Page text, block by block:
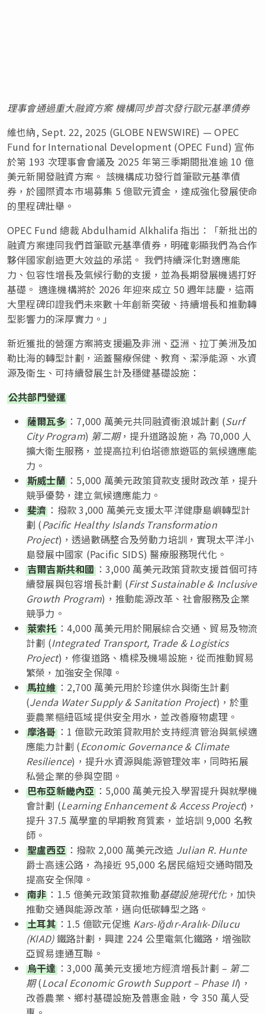
理事會通過重大融資方案 機構同步首次發行歐元基準債券
維也納, Sept. 22, 2025 (GLOBE NEWSWIRE) — OPEC
Fund for International Development (OPEC Fund) 宣佈
於第 193 次理事會會議及 2025 年第三季期間批准逾 10 億
美元新開發融資方案。 該機構成功發行首筆歐元基準債
券，於國際資本市場募集 5 億歐元資金，達成強化發展使命
的里程碑壯舉。
OPEC Fund 總裁 Abdulhamid Alkhalifa 指出：「新批出的
融資方案連同我們首筆歐元基準債券，明確彰顯我們為合作
夥伴國家創造更大效益的承諾。 我們持續深化對適應能
力、包容性增長及氣候行動的支援，並為長期發展機遇打好
基礎。 適逢機構將於 2026 年迎來成立 50 週年誌慶，這兩
大里程碑印證我們未來數十年創新突破、持續增長和推動轉
型影響力的深厚實力。」
新近獲批的營運方案將支援遍及非洲、亞洲、拉丁美洲及加
勒比海的轉型計劃，涵蓋醫療保健、教育、潔淨能源、水資
源及衛生、可持續發展生計及穩健基礎設施：
公共部門營運
薩爾瓦多：7,000 萬美元共同融資衝浪城計劃 (Surf
City Program) 第二期，提升道路設施，為 70,000 人
擴大衛生服務，並提高拉利伯塔德旅遊區的氣候適應能
力。
斯威士蘭：5,000 萬美元政策貸款支援財政改革，提升
競爭優勢，建立氣候適應能力。
斐濟 ：撥款 3,000 萬美元支援太平洋健康島嶼轉型計
劃 (Pacific Healthy Islands Transformation
Project)，透過數碼整合及勞動力培訓，實現太平洋小
島發展中國家 (Pacific SIDS) 醫療服務現代化。
吉爾吉斯共和國：3,000 萬美元政策貸款支援首個可持
續發展與包容增長計劃 (First Sustainable & Inclusive
Growth Program)，推動能源改革、社會服務及企業
競爭力。
萊索托：4,000 萬美元用於開展綜合交通、貿易及物流
計劃 (Integrated Transport, Trade & Logistics
Project)，修復道路、橋樑及機場設施，從而推動貿易
繁榮，加強安全保障。
馬拉維：2,700 萬美元用於珍達供水與衛生計劃
(Jenda Water Supply & Sanitation Project)，於重
要農業樞紐區域提供安全用水，並改善廢物處理。
摩洛哥：1 億歐元政策貸款用於支持經濟管治與氣候適
應能力計劃 (Economic Governance & Climate
Resilience)，提升水資源與能源管理效率，同時拓展
私營企業的參與空間。
巴布亞新畿內亞：5,000 萬美元投入學習提升與就學機
會計劃 (Learning Enhancement & Access Project)，
提升 37.5 萬學童的早期教育質素，並培訓 9,000 名教
師。
聖盧西亞：撥款 2,000 萬美元改造 Julian R. Hunte
爵士高速公路，為接近 95,000 名居民縮短交通時間及
提高安全保障。
南非 ：1.5 億美元政策貸款推動基礎設施現代化，加快
推動交通與能源改革，邁向低碳轉型之路。
土耳其：1.5 億歐元促進 Kars-Iğdır-Aralık-Dilucu
(KIAD)鐵路計劃，興建 224 公里電氣化鐵路，增強歐
亞貿易連通互聯。
烏干達：3,000 萬美元支援地方經濟增長計劃 – 第二
期(Local Economic Growth Support – Phase II)，
改善農業、鄉村基礎設施及普惠金融，令 350 萬人受